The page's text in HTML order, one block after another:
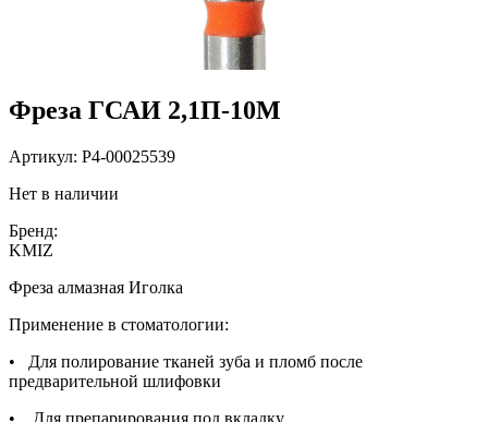
Фреза ГСАИ 2,1П-10М
Артикул: P4-00025539
Нет в наличии
Бренд:
KMIZ
Фреза алмазная Иголка
Применение в стоматологии:
• Для полирование тканей зуба и пломб после
предварительной шлифовки
• Для препарирования под вкладку